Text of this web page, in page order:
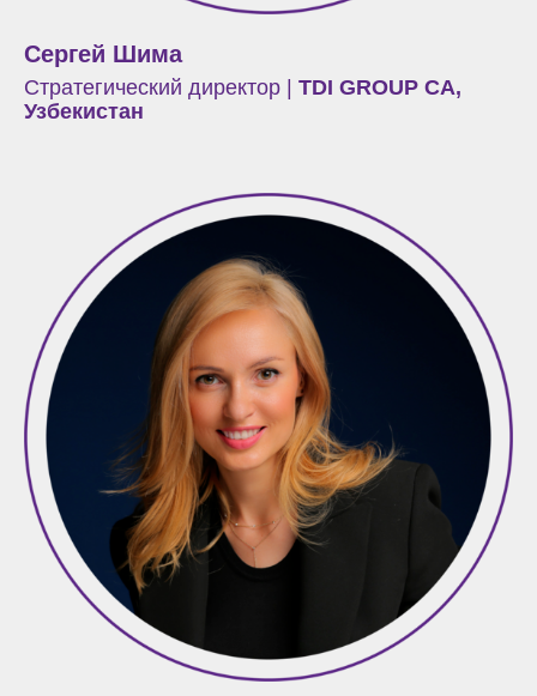
Сергей Шима
Стратегический директор | TDI GROUP CA,
Узбекистан